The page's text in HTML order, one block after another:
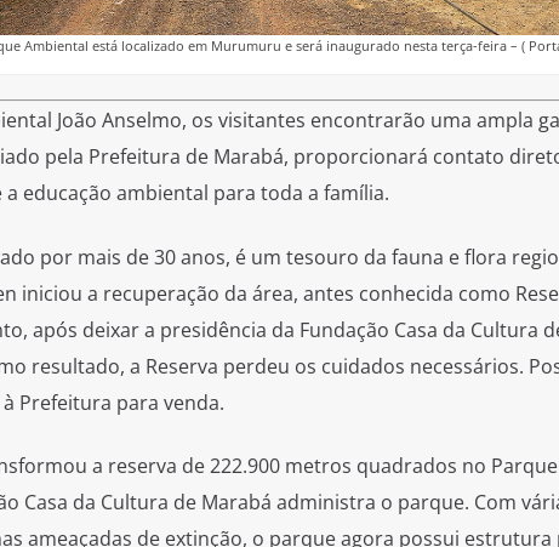
Ambiental está localizado em Murumuru e será inaugurado nesta terça-feira – (
João Anselmo, os visitantes encontrarão uma ampla
pela Prefeitura de Marabá, proporcionará contato
educação ambiental para toda a família.
por mais de 30 anos, é um tesouro da fauna e flora
iniciou a recuperação da área, antes conhecida como
após deixar a presidência da Fundação Casa da Cultura
resultado, a Reserva perdeu os cuidados necessários.
Prefeitura para venda.
a reserva de 222.900 metros quadrados no
Casa da Cultura de Marabá administra o parque. Com
ameaçadas de extinção, o parque agora possui